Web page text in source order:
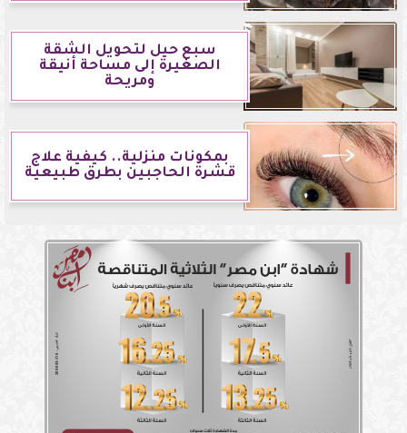
سبع حيل لتحويل الشقة
الصغيرة إلى مساحة أنيقة
ومريحة
بمكونات منزلية.. كيفية علاج
قشرة الحاجبين بطرق طبيعية